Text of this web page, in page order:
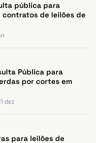
pública para
de leilões de
Pública para
por cortes em
dez
para leilões de